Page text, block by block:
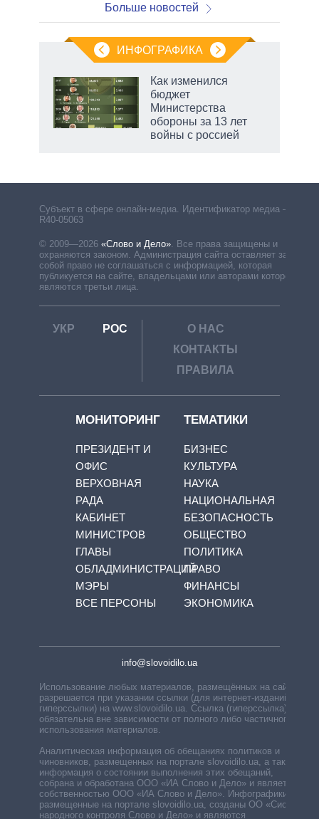
Больше новостей
ИНФОГРАФИКА
Как изменился
бюджет
Министерства
обороны за 13 лет
войны с россией
Субъект в сфере онлайн-медиа. Идентификатор медиа –
R40-05063
© 2009—2026 «Слово и Дело»
Все права защищены и
охраняются законом. Администрация сайта оставляет за
собой право не соглашаться с информацией, которая
публикуется на сайте, владельцами или авторами которой
являются третьи лица.
УКР РОС
О НАС
КОНТАКТЫ
ПРАВИЛА
МОНИТОРИНГ
ПРЕЗИДЕНТ И
ОФИС
ВЕРХОВНАЯ
РАДА
КАБИНЕТ
МИНИСТРОВ
ГЛАВЫ
ОБЛАДМИНИСТРАЦИЙ
МЭРЫ
ВСЕ ПЕРСОНЫ
ТЕМАТИКИ
БИЗНЕС
КУЛЬТУРА
НАУКА
НАЦИОНАЛЬНАЯ
БЕЗОПАСНОСТЬ
ОБЩЕСТВО
ПОЛИТИКА
ПРАВО
ФИНАНСЫ
ЭКОНОМИКА
info@slovoidilo.ua
Использование любых материалов, размещённых на сайте,
разрешается при указании ссылки (для интернет-изданий —
гиперссылки) на www.slovoidilo.ua. Ссылка (гиперссылка)
обязательна вне зависимости от полного либо частичного
использования материалов.
Аналитическая информация об обещаниях политиков и
чиновников, размещенных на портале slovoidilo.ua, а также
информация о состоянии выполнения этих обещаний,
собрана и обработана ООО «ИА Слово и Дело» и является
собственностью ООО «ИА Слово и Дело». Инфографики,
размещенные на портале slovoidilo.ua, созданы ОО «Система
народного контроля Слово и Дело» и являются